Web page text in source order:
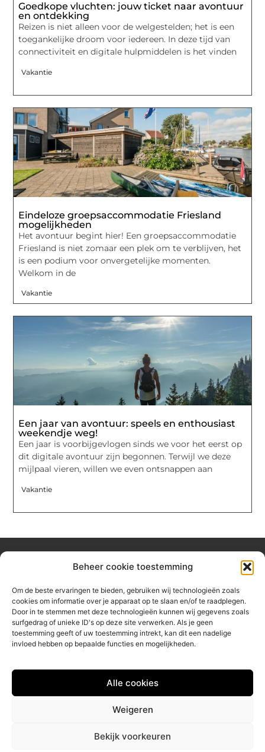
Beheer cookie toestemming
Om de beste ervaringen te bieden, gebruiken wij technologieën zoals
cookies om informatie over je apparaat op te slaan en/of te raadplegen.
Door in te stemmen met deze technologieën kunnen wij gegevens zoals
surfgedrag of unieke ID's op deze site verwerken. Als je geen
toestemming geeft of uw toestemming intrekt, kan dit een nadelige
invloed hebben op bepaalde functies en mogelijkheden.
Alle cookies
Weigeren
Bekijk voorkeuren
Goedkope vluchten: jouw ticket naar avontuur
en ontdekking
Reizen is niet alleen voor de welgestelden; het is een
toegankelijke droom voor iedereen. In deze tijd van
connectiviteit en digitale hulpmiddelen is het vinden
Vakantie
Eindeloze groepsaccommodatie Friesland
mogelijkheden
Het avontuur begint hier! Een groepsaccommodatie
Friesland is niet zomaar een plek om te verblijven, het
is een podium voor onvergetelijke momenten.
Welkom in de
Vakantie
Een jaar van avontuur: speels en enthousiast
weekendje weg!
Een jaar is voorbijgevlogen sinds we voor het eerst op
dit digitale avontuur zijn begonnen. Terwijl we deze
mijlpaal vieren, willen we even ontsnappen aan
Vakantie
Jouw gids voor inspiratie en tips uit het dagelijks leven.
Ontdek een brede verzameling blogs en artikelen die je helpen
om het meeste uit elke dag te halen, met praktische adviezen
en verrassende inzichten.
Bericht categorie
Main Links